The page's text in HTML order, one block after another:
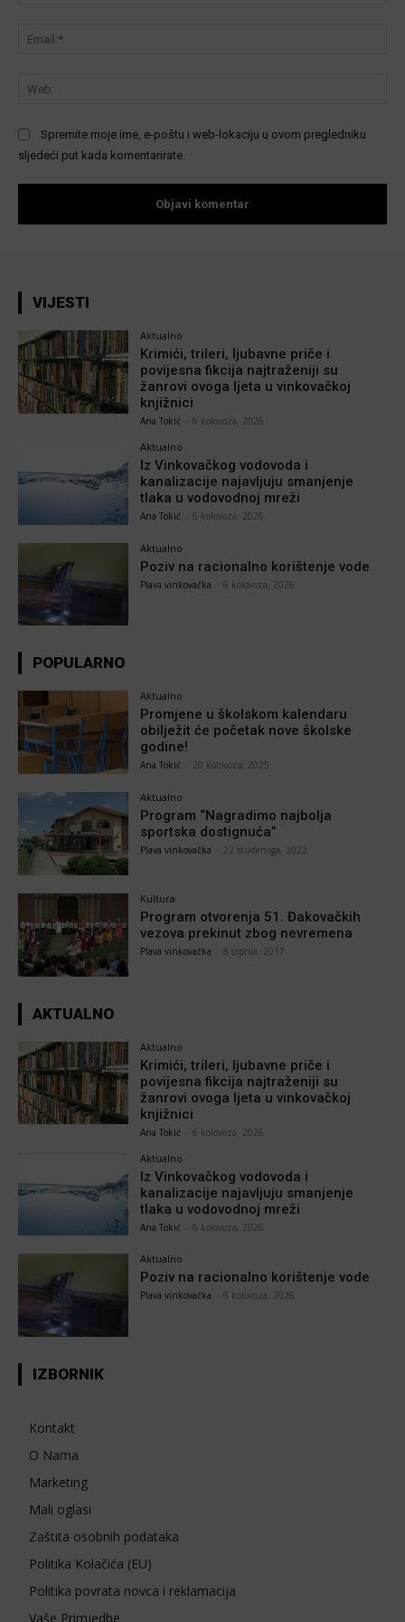
Spremite moje ime, e-poštu i web-lokaciju u ovom pregledniku
sljedeći put kada komentarirate.
VIJESTI
Aktualno
Krimići, trileri, ljubavne priče i
povijesna fikcija najtraženiji su
žanrovi ovoga ljeta u vinkovačkoj
knjižnici
Ana Tokić 6 kolovoza, 2026
Aktualno
Iz Vinkovačkog vodovoda i
kanalizacije najavljuju smanjenje
tlaka u vodovodnoj mreži
Ana Tokić 6 kolovoza, 2026
Aktualno
Poziv na racionalno korištenje vode
Plava vinkovačka 6 kolovoza, 2026
POPULARNO
Aktualno
Promjene u školskom kalendaru
obilježit će početak nove školske
godine!
Ana Tokić 20 kolovoza, 2025
Aktualno
Program “Nagradimo najbolja
sportska dostignuća”
Plava vinkovačka 22 studenoga, 2022
Kultura
Program otvorenja 51. Đakovačkih
vezova prekinut zbog nevremena
Plava vinkovačka 8 srpnja, 2017
AKTUALNO
Aktualno
Krimići, trileri, ljubavne priče i
povijesna fikcija najtraženiji su
žanrovi ovoga ljeta u vinkovačkoj
knjižnici
Ana Tokić 6 kolovoza, 2026
Aktualno
Iz Vinkovačkog vodovoda i
kanalizacije najavljuju smanjenje
tlaka u vodovodnoj mreži
Ana Tokić 6 kolovoza, 2026
Aktualno
Poziv na racionalno korištenje vode
Plava vinkovačka 6 kolovoza, 2026
IZBORNIK
Kontakt
O Nama
Marketing
Mali oglasi
Zaštita osobnih podataka
Politika Kolačića (EU)
Politika povrata novca i reklamacija
Vaše Primjedbe